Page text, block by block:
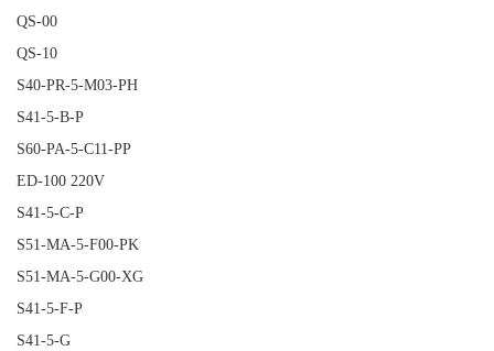
QS-00
QS-10
S40-PR-5-M03-PH
S41-5-B-P
S60-PA-5-C11-PP
ED-100 220V
S41-5-C-P
S51-MA-5-F00-PK
S51-MA-5-G00-XG
S41-5-F-P
S41-5-G